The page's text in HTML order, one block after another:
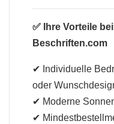
✅ Ihre Vorteile
Beschriften.com
✔ Individuelle
oder
✔ Moderne
✔